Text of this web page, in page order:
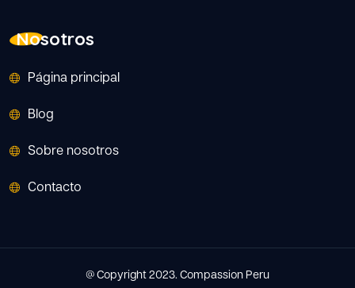
Nosotros
Página principal
Blog
Sobre nosotros
Contacto
@ Copyright 2023. Compassion Peru